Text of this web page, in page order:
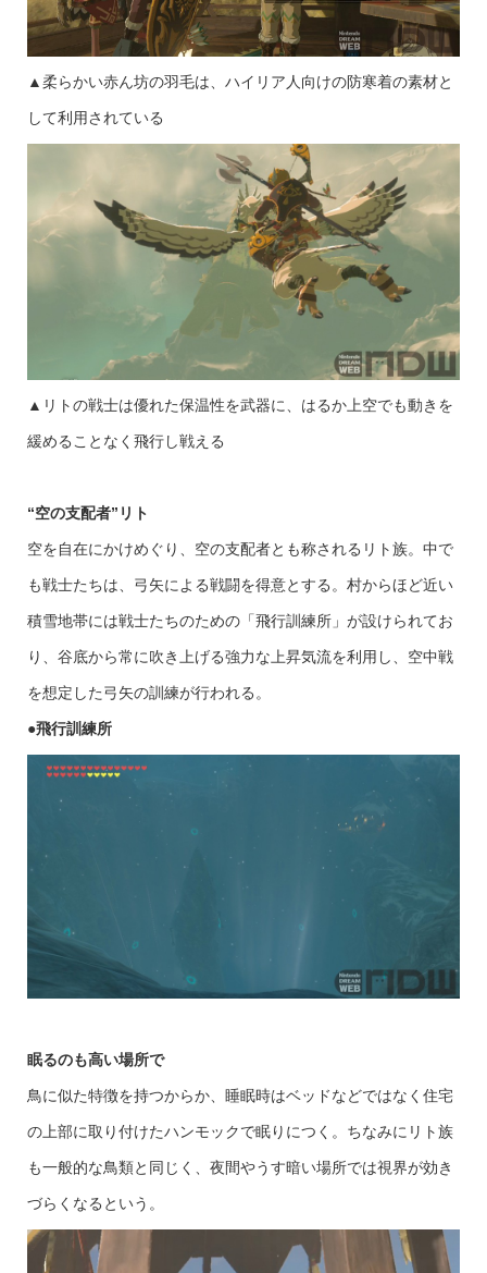
▲柔らかい赤ん坊の羽毛は、ハイリア人向けの防寒着の素材と
して利用されている
▲リトの戦士は優れた保温性を武器に、はるか上空でも動きを
緩めることなく飛行し戦える
“空の支配者” リト
空を自在にかけめぐり、空の支配者とも称されるリト族。中で
も戦士たちは、弓矢による戦闘を得意とする。村からほど近い
積雪地帯には戦士たちのための「飛行訓練所」が設けられてお
り、谷底から常に吹き上げる強力な上昇気流を利用し、空中戦
を想定した弓矢の訓練が行われる。
●飛行訓練所
眠るのも高い場所で
鳥に似た特徴を持つからか、睡眠時はベッドなどではなく住宅
の上部に取り付けたハンモックで眠りにつく。ちなみにリト族
も一般的な鳥類と同じく、夜間やうす暗い場所では視界が効き
づらくなるという。